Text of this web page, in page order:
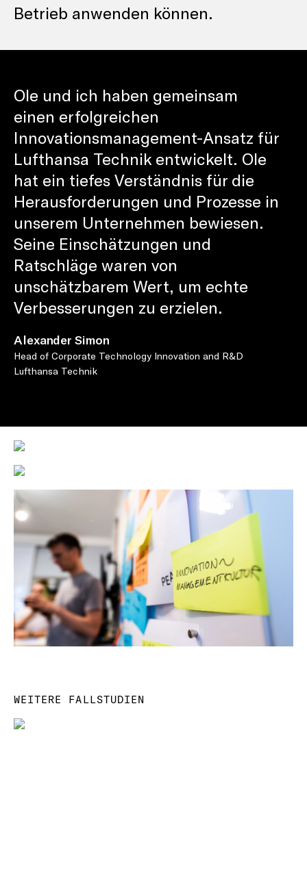
Betrieb anwenden können.
Ole und ich haben gemeinsam
einen erfolgreichen
Innovationsmanagement-Ansatz für
Lufthansa Technik entwickelt. Ole
hat ein tiefes Verständnis für die
Herausforderungen und Prozesse in
unserem Unternehmen bewiesen.
Seine Einschätzungen und
Ratschläge waren von
unschätzbarem Wert, um echte
Verbesserungen zu erzielen.
Alexander Simon
Head of Corporate Technology Innovation and R&D
Lufthansa Technik
WEITERE FALLSTUDIEN